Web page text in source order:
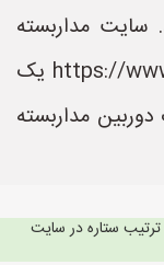
سایت مداربسته
یاب به نشانی https://www.MadarbasteYab.ir یک
مداربسته
ستاره در سایت